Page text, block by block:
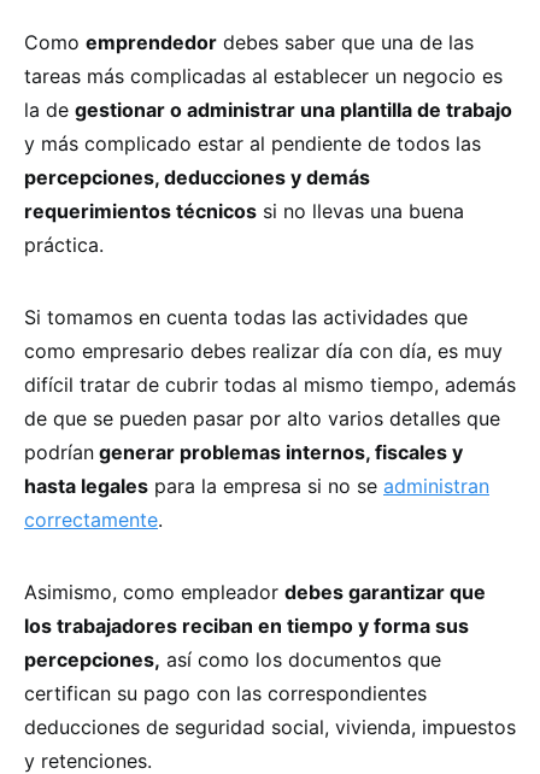
Como emprendedor debes saber que una de las
tareas más complicadas al establecer un negocio es
la de gestionar o administrar una plantilla de trabajo
y más complicado estar al pendiente de todos las
percepciones, deducciones y demás
requerimientos técnicos si no llevas una buena
práctica.
Si tomamos en cuenta todas las actividades que
como empresario debes realizar día con día, es muy
difícil tratar de cubrir todas al mismo tiempo, además
de que se pueden pasar por alto varios detalles que
podrían generar problemas internos, fiscales y
hasta legales para la empresa si no se administran
correctamente.
Asimismo, como empleador debes garantizar que
los trabajadores reciban en tiempo y forma sus
percepciones, así como los documentos que
certifican su pago con las correspondientes
deducciones de seguridad social, vivienda, impuestos
y retenciones.